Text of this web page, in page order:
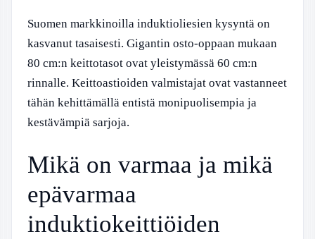
Suomen markkinoilla induktioliesien kysyntä on
kasvanut tasaisesti. Gigantin osto-oppaan mukaan
80 cm:n keittotasot ovat yleistymässä 60 cm:n
rinnalle. Keittoastioiden valmistajat ovat vastanneet
tähän kehittämällä entistä monipuolisempia ja
kestävämpiä sarjoja.
Mikä on varmaa ja mikä
epävarmaa
induktiokeittiöiden